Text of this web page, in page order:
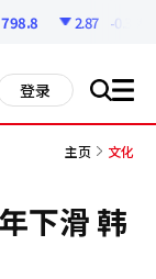
2.87 -0.36%
登录 搜 all
主页 文化
下滑 韩